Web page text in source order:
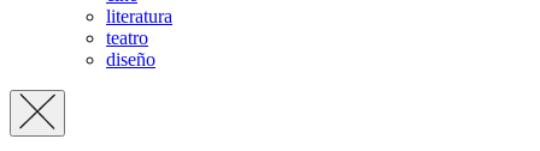
literatura
teatro
diseño